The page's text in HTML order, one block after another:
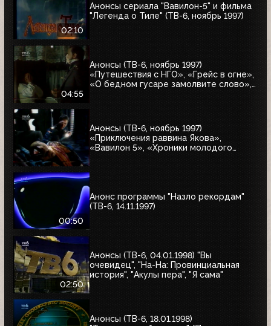
02:10
Анонсы сериала "Вавилон-5" и фильма
"Легенда о Тиле" (ТВ-6, ноябрь 1997)
04:55
Анонсы (ТВ-6, ноябрь 1997)
«Путешествия с НГО», «Грейс в огне»,
«О бедном гусаре замолвите слово»,
Анонсы (ТВ-6, ноябрь 1997)
«Приключения раввина Якова»,
«Вавилон 5», «Хроники молодого
00:50
Анонс программы "Назло рекордам"
(ТВ-6, 14.11.1997)
02:50
Анонсы (ТВ-6, 04.01.1998) "Вы
очевидец", "На-На: Провинциальная
история", "Акулы пера", "Я сама"
Анонсы (ТВ-6, 18.01.1998)